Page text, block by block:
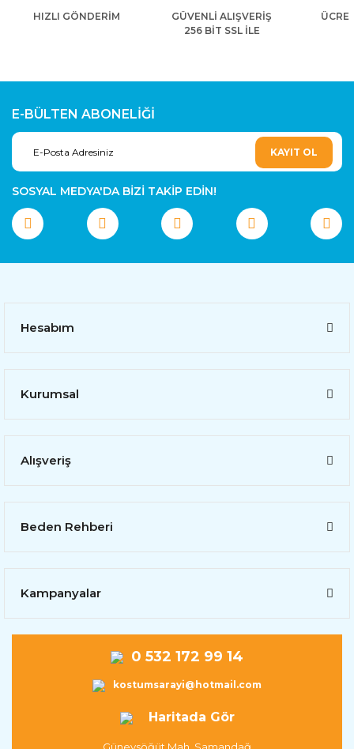
HIZLI GÖNDERİM
GÜVENLİ ALIŞVERİŞ
256 BİT SSL İLE
E-BÜLTEN ABONELİĞİ
KAYIT OL
SOSYAL MEDYA'DA BİZİ TAKİP EDİN!
Hesabım
Kurumsal
Alışveriş
Beden Rehberi
Kampanyalar
0 532 172 99 14
kostumsarayi@hotmail.com
Haritada Gör